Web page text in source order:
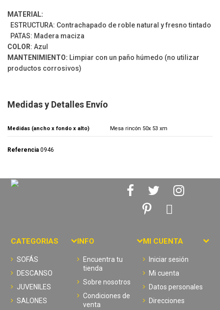
MATERIAL:
ESTRUCTURA: Contrachapado de roble natural y fresno tintado
PATAS: Madera maciza
COLOR: Azul
MANTENIMIENTO: Limpiar con un paño húmedo (no utilizar
productos corrosivos)
Medidas y Detalles Envío
Medidas (ancho x fondo x alto) Mesa rincón 50x 53 xm
Referencia 0946
CATEGORIAS
SOFÁS
DESCANSO
JUVENILES
SALONES
INFO
Encuentra tu
tienda
Sobre nosotros
Condiciones de
venta
MI CUENTA
Iniciar sesión
Mi cuenta
Datos personales
Direcciones